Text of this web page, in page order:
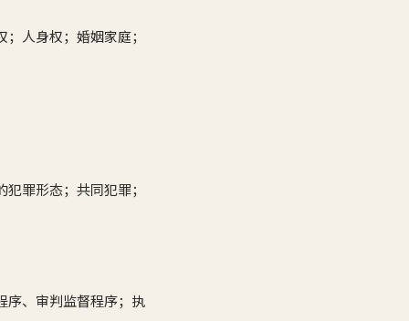
人身权；婚姻家庭；
罪形态；共同犯罪；
序、审判监督程序；执